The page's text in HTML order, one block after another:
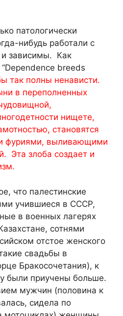
патологически
нибудь работали с
и зависимы. Как
breeds
так полны ненависти.
в переполненных
нищете,
становятся
фуриями, выливающими
Эта злоба создает и
что палестинские
учившиеся в СССР,
в военных лагерях
сотнями
отстое женского
свадьбы в
Бракосочетания), к
были приучены больше.
мужчин (половина к
сидела по